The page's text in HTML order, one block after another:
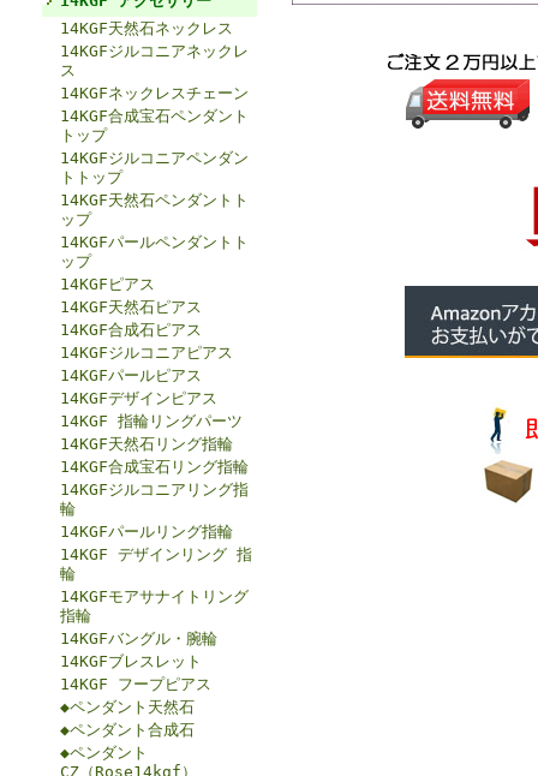
14KGF天然石ネックレス
14KGFジルコニアネックレ
ス
14KGFネックレスチェーン
14KGF合成宝石ペンダント
トップ
14KGFジルコニアペンダン
トトップ
14KGF天然石ペンダントト
ップ
14KGFパールペンダントト
ップ
14KGFピアス
14KGF天然石ピアス
14KGF合成石ピアス
14KGFジルコニアピアス
14KGFパールピアス
14KGFデザインピアス
14KGF 指輪リングパーツ
14KGF天然石リング指輪
14KGF合成宝石リング指輪
14KGFジルコニアリング指
輪
14KGFパールリング指輪
14KGF デザインリング 指
輪
14KGFモアサナイトリング
指輪
14KGFバングル・腕輪
14KGFブレスレット
14KGF フープピアス
◆ペンダント天然石
◆ペンダント合成石
◆ペンダント
CZ（Rose14kgf）